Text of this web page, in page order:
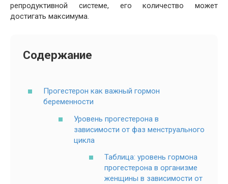
репродуктивной системе, его количество может
достигать максимума.
Содержание
Прогестерон как важный гормон
беременности
Уровень прогестерона в
зависимости от фаз менструального
цикла
Таблица: уровень гормона
прогестерона в организме
женщины в зависимости от